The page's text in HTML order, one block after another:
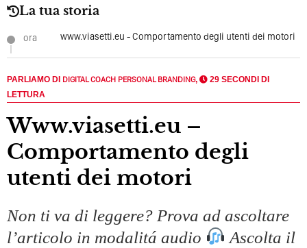
L’Accademia Del Wedding
La tua storia
ora www.viasetti.eu - Comportamento degli utenti dei motori
PARLIAMO DI DIGITAL COACH PERSONAL BRANDING,
29 SECONDI DI
LETTURA
www.viasetti.eu –
Comportamento degli
utenti dei motori
Non ti va di leggere? Prova ad ascoltare
l’articolo in modalitá audio
Ascolta il